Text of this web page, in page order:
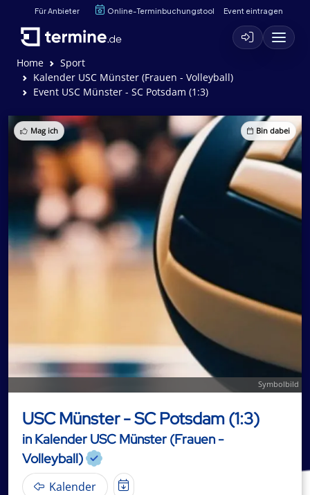
Für Anbieter Online-Terminbuchungstool Event eintragen
Home
Sport
Kalender USC Münster (Frauen - Volleyball)
Event USC Münster - SC Potsdam (1:3)
Mag ich Bin dabei
Symbolbild
USC Münster - SC Potsdam (1:3)
in Kalender USC Münster (Frauen -
Volleyball)
Kalender